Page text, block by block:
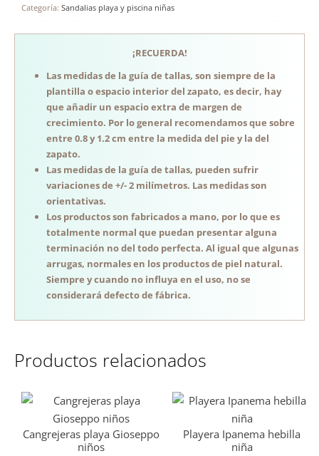
Categoría: Sandalias playa y piscina niñas
¡RECUERDA!
Las medidas de la guía de tallas, son siempre de la
plantilla o espacio interior del zapato, es decir, hay
que añadir un espacio extra de margen de
crecimiento. Por lo general recomendamos que sobre
entre 0.8 y 1.2 cm entre la medida del pie y la del
zapato.
Las medidas de la guía de tallas, pueden sufrir
variaciones de +/- 2 milímetros. Las medidas son
orientativas.
Los productos son fabricados a mano, por lo que es
totalmente normal que puedan presentar alguna
terminación no del todo perfecta. Al igual que algunas
arrugas, normales en los productos de piel natural.
Siempre y cuando no influya en el uso, no se
considerará defecto de fábrica.
Productos relacionados
Cangrejeras playa Gioseppo
niños
Playera Ipanema hebilla
niña